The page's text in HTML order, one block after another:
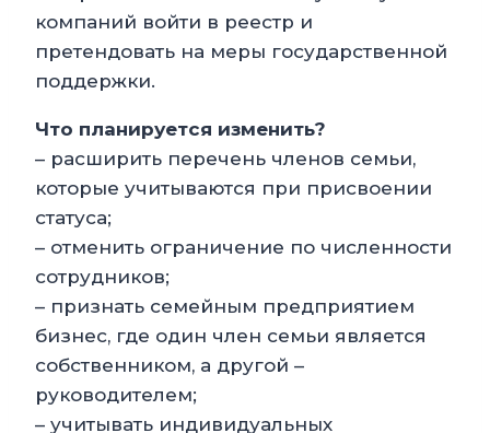
компаний войти в реестр и
претендовать на меры государственной
поддержки.
Что планируется изменить?
– расширить перечень членов семьи,
которые учитываются при присвоении
статуса;
– отменить ограничение по численности
сотрудников;
– признать семейным предприятием
бизнес, где один член семьи является
собственником, а другой –
руководителем;
– учитывать индивидуальных